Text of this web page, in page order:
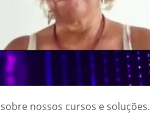
nossos cursos e soluções.